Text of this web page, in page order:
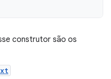
construtor são os